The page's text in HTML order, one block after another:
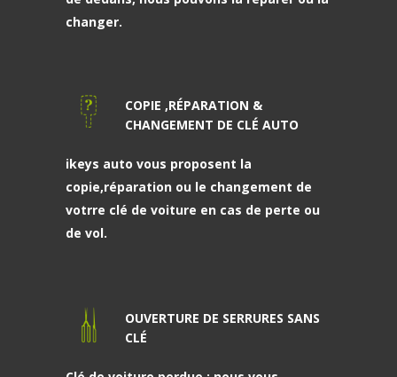
changer.
COPIE ,RÉPARATION &
CHANGEMENT DE CLÉ AUTO
ikeys auto vous proposent la
copie,réparation ou le changement de
votrre clé de voiture en cas de perte ou
de vol.
OUVERTURE DE SERRURES SANS
CLÉ